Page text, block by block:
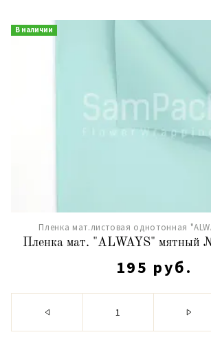
В наличии
Пленка мат.листовая однотонная
Пленка мат. "ALWAYS" мятный
195 руб.